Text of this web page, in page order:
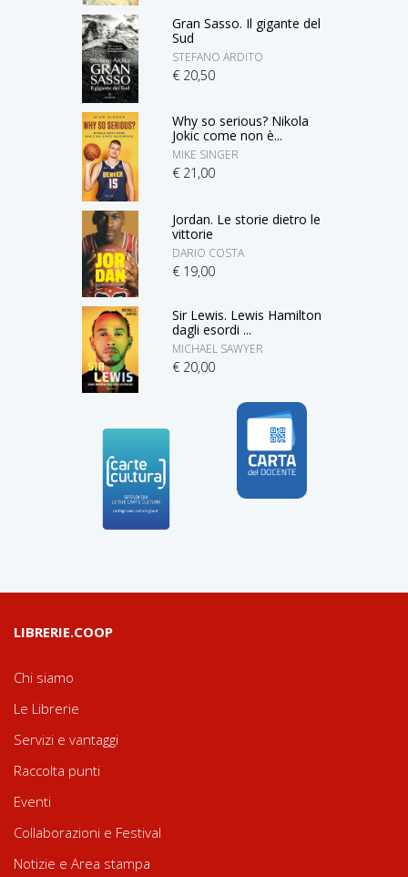
Gran Sasso. Il gigante del
Sud
STEFANO ARDITO
€ 20,50
Why so serious? Nikola
Jokic come non è...
MIKE SINGER
€ 21,00
Jordan. Le storie dietro le
vittorie
DARIO COSTA
€ 19,00
Sir Lewis. Lewis Hamilton
dagli esordi ...
MICHAEL SAWYER
€ 20,00
LIBRERIE.COOP
Chi siamo
Le Librerie
Servizi e vantaggi
Raccolta punti
Eventi
Collaborazioni e Festival
Notizie e Area stampa